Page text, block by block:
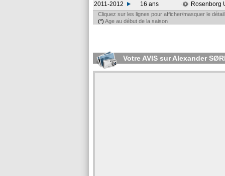
2011-2012
16 ans Rosenborg
Cliquez sur les lignes pour afficher/masquer le
(*) Age au début de la saison
Votre AVIS sur Alexander